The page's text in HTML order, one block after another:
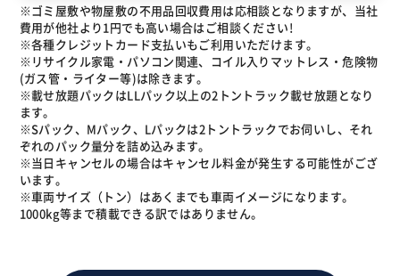
※ゴミ屋敷や物屋敷の不用品回収費用は応相談となりますが、当社
費用が他社より1円でも高い場合はご相談ください!
※各種クレジットカード支払いもご利用いただけます。
※リサイクル家電・パソコン関連、コイル入りマットレス・危険物
(ガス管・ライター等)は除きます。
※載せ放題パックはLLパック以上の2トントラック載せ放題となり
ます。
※Sパック、Mパック、Lパックは2トントラックでお伺いし、それ
ぞれのパック量分を詰め込みます。
※当日キャンセルの場合はキャンセル料金が発生する可能性がござ
います。
※車両サイズ（トン）はあくまでも車両イメージになります。
1000kg等まで積載できる訳ではありません。